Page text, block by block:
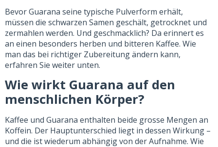
Bevor Guarana seine typische Pulverform erhält,
müssen die schwarzen Samen geschält, getrocknet und
zermahlen werden. Und geschmacklich? Da erinnert es
an einen besonders herben und bitteren Kaffee. Wie
man das bei richtiger Zubereitung ändern kann,
erfahren Sie weiter unten.
Wie wirkt Guarana auf den
menschlichen Körper?
Kaffee und Guarana enthalten beide grosse Mengen an
Koffein. Der Hauptunterschied liegt in dessen Wirkung –
und die ist wiederum abhängig von der Aufnahme. Wie